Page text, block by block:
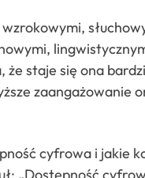
że staje się ona
zaangażowanie
cyfrowa i jakie
„Dostępność